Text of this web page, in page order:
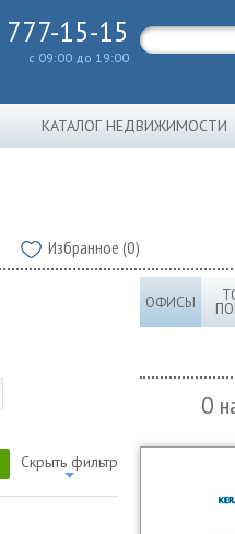
15-15
с 09:00 до 19:00
КАТАЛОГ НЕДВИЖИМОСТИ
Избранное (0)
Скрыть фильтр
ОФИСЫ
О